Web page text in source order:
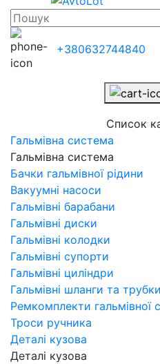
+380632744840
Список
Гальмівна система
Гальмівна система
Бачки гальмівної рідини
Вакуумні насоси
Гальмівні барабани
Гальмівні диски
Гальмівні колодки
Гальмівні супорти
Гальмівні циліндри
Гальмівні шланги та трубки
Ремкомплекти гальмівної
Троси ручника
Деталі кузова
Деталі кузова